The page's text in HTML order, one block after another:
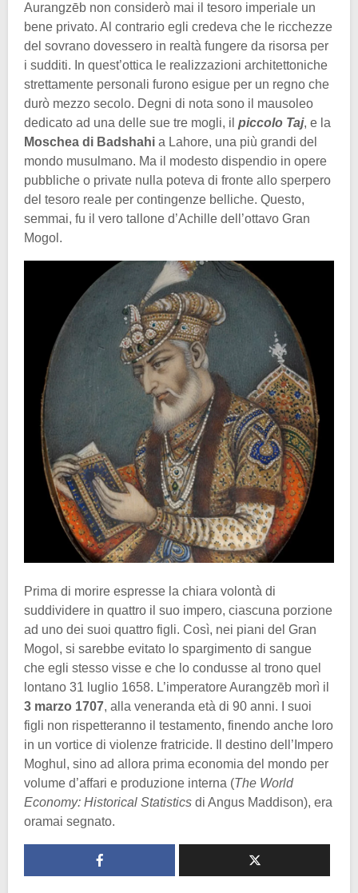
Aurangzēb non considerò mai il tesoro imperiale un
bene privato. Al contrario egli credeva che le ricchezze
del sovrano dovessero in realtà fungere da risorsa per
i sudditi. In quest’ottica le realizzazioni architettoniche
strettamente personali furono esigue per un regno che
durò mezzo secolo. Degni di nota sono il mausoleo
dedicato ad una delle sue tre mogli, il piccolo Taj, e la
Moschea di Badshahi a Lahore, una più grandi del
mondo musulmano. Ma il modesto dispendio in opere
pubbliche o private nulla poteva di fronte allo sperpero
del tesoro reale per contingenze belliche. Questo,
semmai, fu il vero tallone d’Achille dell’ottavo Gran
Mogol.
Prima di morire espresse la chiara volontà di
suddividere in quattro il suo impero, ciascuna porzione
ad uno dei suoi quattro figli. Così, nei piani del Gran
Mogol, si sarebbe evitato lo spargimento di sangue
che egli stesso visse e che lo condusse al trono quel
lontano 31 luglio 1658. L’imperatore Aurangzēb morì il
3 marzo 1707, alla veneranda età di 90 anni. I suoi
figli non rispetteranno il testamento, finendo anche loro
in un vortice di violenze fratricide. Il destino dell’Impero
Moghul, sino ad allora prima economia del mondo per
volume d’affari e produzione interna (The World
Economy: Historical Statistics di Angus Maddison), era
oramai segnato.